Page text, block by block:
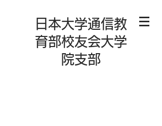
日本大学通信教
育部校友会大学
院支部